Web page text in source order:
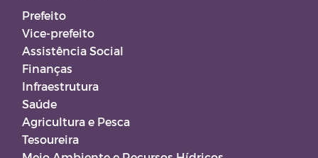
Prefeito
Vice-prefeito
Assistência Social
Finanças
Infraestrutura
Saúde
Agricultura e Pesca
Tesoureira